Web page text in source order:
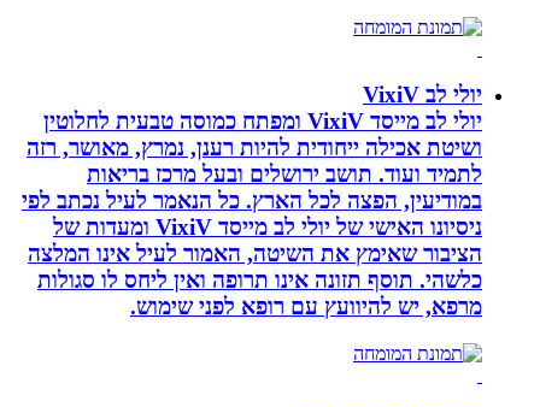
יולי לב VixiV
יולי לב מייסד VixiV ומפתח כמוסה טבעית לחלוטין
ושיטת אכילה ייחודית להיות רענן, נמרץ, מאושר, רזה
לתמיד ועוד. תושב ירושלים ובעל מרכז בריאות
במודיעין, הפצה לכל הארץ. כל הנאמר לעיל נכתב לפי
ניסיונו האישי של יולי לב מייסד VixiV ומעדות של
הציבור שאימץ את השיטה, האמור לעיל אינו המלצה
כלשהי. תוסף תזונה אינו תרופה ואין ליחס לו סגולות
מרפא, יש להיוועץ עם רופא לפני שימוש.